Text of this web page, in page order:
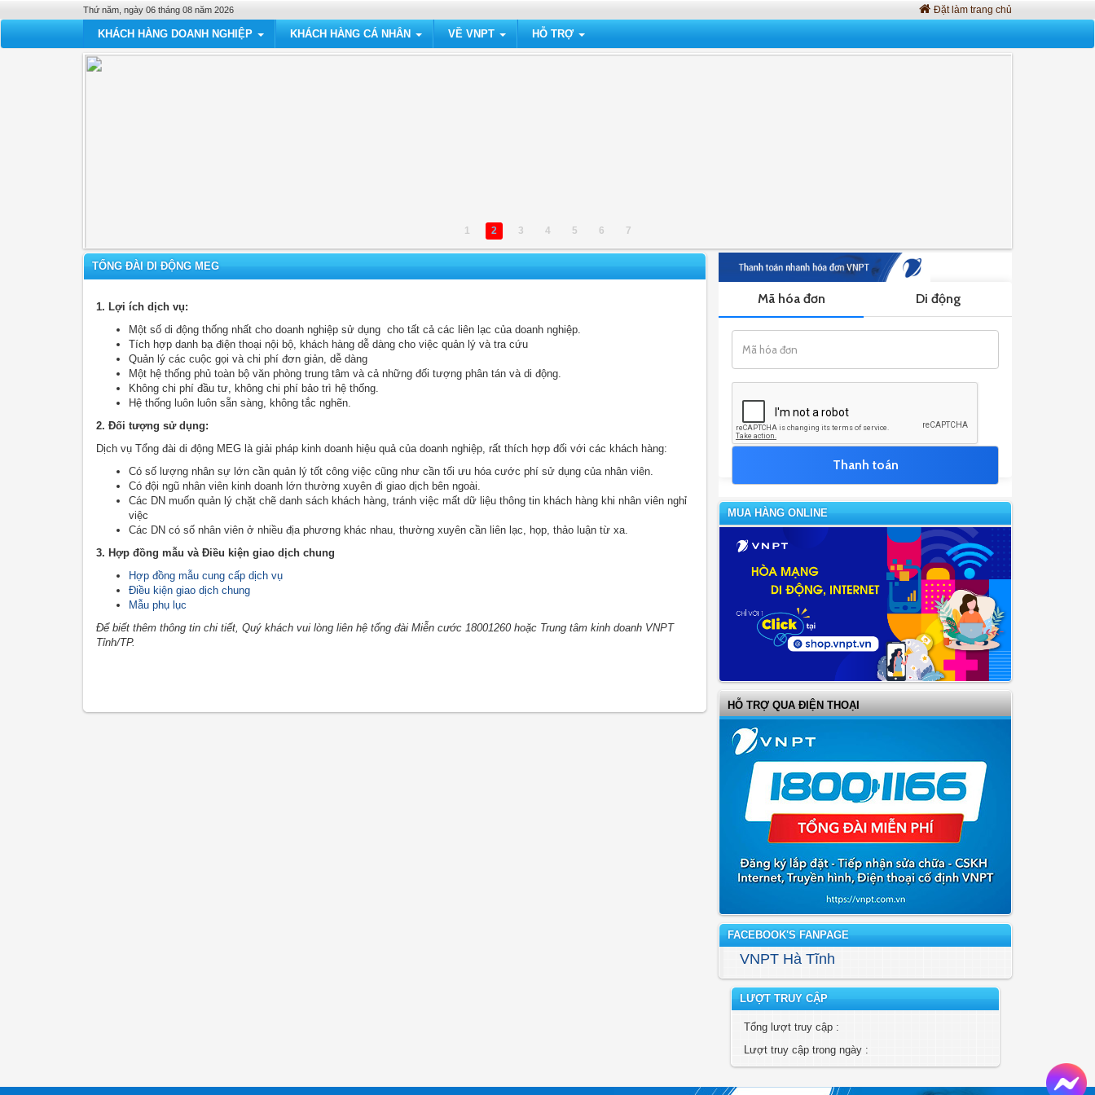
Thứ năm, ngày 06 tháng 08 năm 2026 Đặt làm trang chủ
KHÁCH HÀNG DOANH NGHIỆP KHÁCH HÀNG CÁ NHÂN VỀ VNPT HỖ TRỢ
1 2 3 4 5 6 7
TỔNG ĐÀI DI ĐỘNG MEG
1. Lợi ích dịch vụ:
Một số di động thống nhất cho doanh nghiệp sử dụng cho tất cả các liên lạc của doanh nghiệp.
Tích hợp danh bạ điện thoại nội bộ, khách hàng dễ dàng cho việc quản lý và tra cứu
Quản lý các cuộc gọi và chi phí đơn giản, dễ dàng
Một hệ thống phủ toàn bộ văn phòng trung tâm và cả những đối tượng phân tán và di động.
Không chi phí đầu tư, không chi phí bảo trì hệ thống.
Hệ thống luôn luôn sẵn sàng, không tắc nghẽn.
2. Đối tượng sử dụng:
Dịch vụ Tổng đài di động MEG là giải pháp kinh doanh hiệu quả của doanh nghiệp, rất thích hợp đối với các khách hàng:
Có số lượng nhân sự lớn cần quản lý tốt công việc cũng như cần tối ưu hóa cước phí sử dụng của nhân viên.
Có đội ngũ nhân viên kinh doanh lớn thường xuyên đi giao dịch bên ngoài.
Các DN muốn quản lý chặt chẽ danh sách khách hàng, tránh việc mất dữ liệu thông tin khách hàng khi nhân viên nghỉ
việc
Các DN có số nhân viên ở nhiều địa phương khác nhau, thường xuyên cần liên lạc, họp, thảo luận từ xa.
3. Hợp đồng mẫu và Điều kiện giao dịch chung
Hợp đồng mẫu cung cấp dịch vụ
Điều kiện giao dịch chung
Mẫu phụ lục
Để biết thêm thông tin chi tiết, Quý khách vui lòng liên hệ tổng đài Miễn cước 18001260 hoặc Trung tâm kinh doanh VNPT
Tỉnh/TP.
MUA HÀNG ONLINE
HỖ TRỢ QUA ĐIỆN THOẠI
FACEBOOK'S FANPAGE
VNPT Hà Tĩnh
LƯỢT TRUY CẬP
Tổng lượt truy cập :
Lượt truy cập trong ngày :